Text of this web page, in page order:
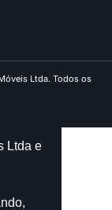
Ltda. Todos os
Ltda e